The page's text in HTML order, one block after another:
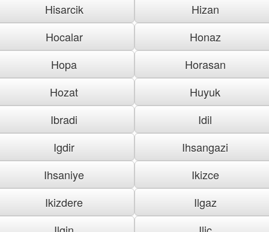
Hisarcik
Hizan
Hocalar
Honaz
Hopa
Horasan
Hozat
Huyuk
Ibradi
Idil
Igdir
Ihsangazi
Ihsaniye
Ikizce
Ikizdere
Ilgaz